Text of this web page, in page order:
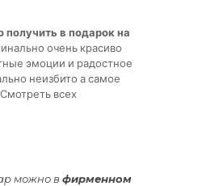
получить в подарок на
очень красиво
эмоции и радостное
неизбито а самое
всех
можно вфирменном